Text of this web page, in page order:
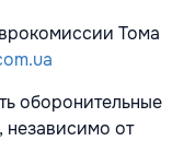
Тома
оборонительные
независимо от